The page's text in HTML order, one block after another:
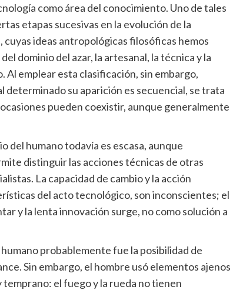
como área del conocimiento. Uno de tales
etapas sucesivas en la evolución de la
cuyas ideas antropológicas filosóficas hemos
dominio del azar, la artesanal, la técnica y la
emplear esta clasificación, sin embargo,
determinado su aparición es secuencial, se trata
pueden coexistir, aunque generalmente
del humano todavía es escasa, aunque
distinguir las acciones técnicas de otras
La capacidad de cambio y la acción
del acto tecnológico, son inconscientes; el
y la lenta innovación surge, no como solución a
probablemente fue la posibilidad de
Sin embargo, el hombre usó elementos ajenos
el fuego y la rueda no tienen